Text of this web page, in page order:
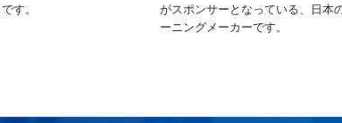
す。
がスポンサーとなっている、日本
ーニングメーカーです。